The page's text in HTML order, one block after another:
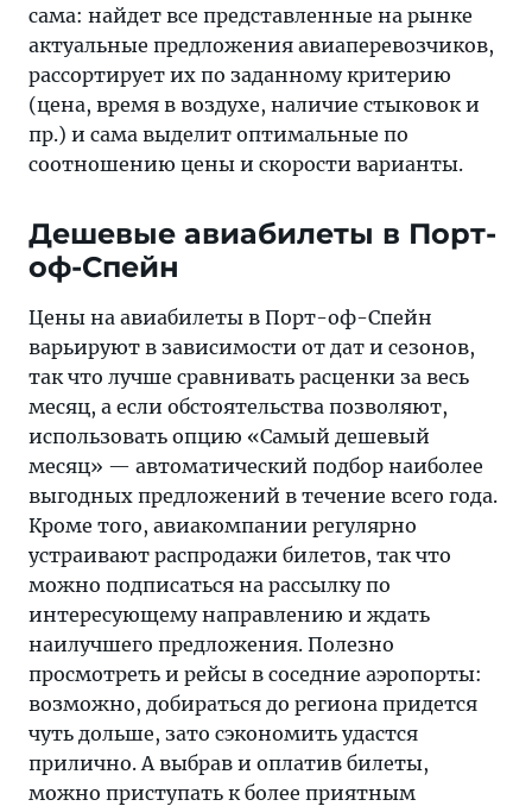
сама: найдет все представленные на рынке
актуальные предложения авиаперевозчиков,
рассортирует их по заданному критерию
(цена, время в воздухе, наличие стыковок и
пр.) и сама выделит оптимальные по
соотношению цены и скорости варианты.
Дешевые авиабилеты в Порт-
оф-Спейн
Цены на авиабилеты в Порт-оф-Спейн
варьируют в зависимости от дат и сезонов,
так что лучше сравнивать расценки за весь
месяц, а если обстоятельства позволяют,
использовать опцию «Самый дешевый
месяц» — автоматический подбор наиболее
выгодных предложений в течение всего года.
Кроме того, авиакомпании регулярно
устраивают распродажи билетов, так что
можно подписаться на рассылку по
интересующему направлению и ждать
наилучшего предложения. Полезно
просмотреть и рейсы в соседние аэропорты:
возможно, добираться до региона придется
чуть дольше, зато сэкономить удастся
прилично. А выбрав и оплатив билеты,
можно приступать к более приятным